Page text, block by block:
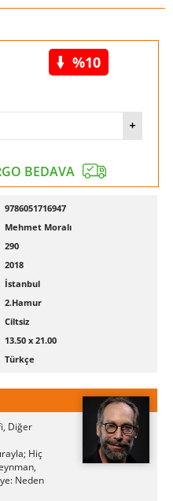
%10
BEDAVA
9786051716947
Mehmet Moralı
290
2018
İstanbul
2.Hamur
Ciltsiz
13.50 x 21.00
Türkçe
Diğer
Hiç
Neden